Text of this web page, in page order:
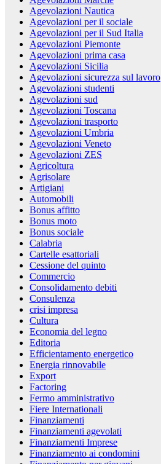
Agevolazioni Nautica
Agevolazioni per il sociale
Agevolazioni per il Sud Italia
Agevolazioni Piemonte
Agevolazioni prima casa
Agevolazioni Sicilia
Agevolazioni sicurezza sul lavoro
Agevolazioni studenti
Agevolazioni sud
Agevolazioni Toscana
Agevolazioni trasporto
Agevolazioni Umbria
Agevolazioni Veneto
Agevolazioni ZES
Agricoltura
Agrisolare
Artigiani
Automobili
Bonus affitto
Bonus moto
Bonus sociale
Calabria
Cartelle esattoriali
Cessione del quinto
Commercio
Consolidamento debiti
Consulenza
crisi impresa
Cultura
Economia del legno
Editoria
Efficientamento energetico
Energia rinnovabile
Export
Factoring
Fermo amministrativo
Fiere Internationali
Finanziamenti
Finanziamenti agevolati
Finanziamenti Imprese
Finanziamento ai condomini